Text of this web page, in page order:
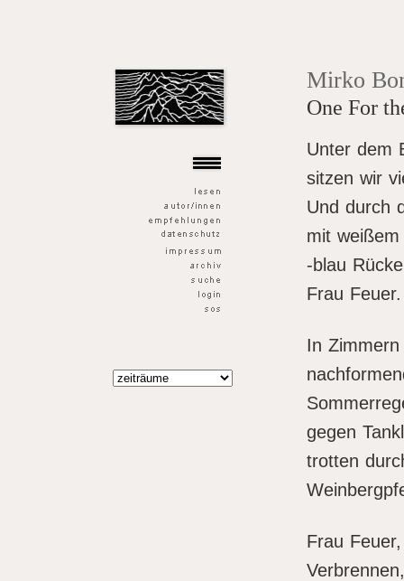
Mirko
One For
Unter dem
sitzen wir
Und durch
mit
-blau
Frau
In
gegen
trotten
Frau